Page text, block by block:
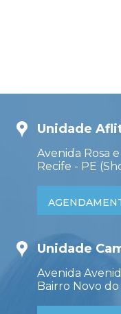
Unidade
Avenida Rosa
Recife - PE
Unidade
Avenida
Bairro Novo